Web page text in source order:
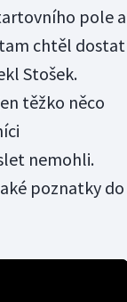
pole a
chtěl dostat
Stošek.
těžko něco
nemohli.
poznatky do